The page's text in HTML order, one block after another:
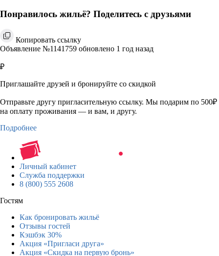
Понравилось жильё? Поделитесь с друзьями
Копировать ссылку
Объявление №1141759 обновлено 1 год назад
₽
Приглашайте друзей и бронируйте со скидкой
Отправьте другу пригласительную ссылку. Мы подарим по 500₽
на оплату проживания — и вам, и другу.
Подробнее
Личный кабинет
Служба поддержки
8 (800) 555 2608
Гостям
Как бронировать жильё
Отзывы гостей
Кэшбэк 30%
Акция «Пригласи друга»
Акция «Скидка на первую бронь»